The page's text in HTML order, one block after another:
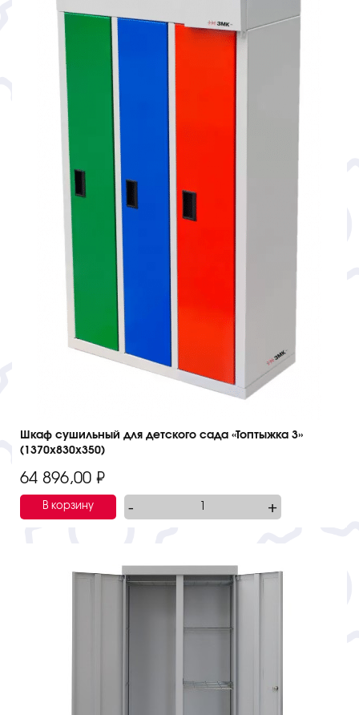
Шкаф сушильный для детского сада «Топтыжка 3»
(1370х830х350)
64 896,00 ₽
В корзину +
-